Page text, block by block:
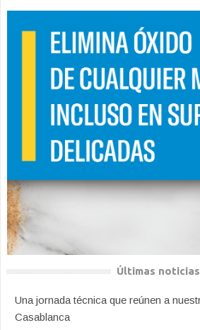
Últimas noticias
Una jornada técnica que reúnen a
Casablanca